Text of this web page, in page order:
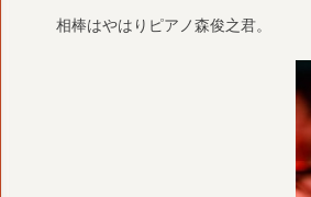
相棒はやはりピアノ森俊之君。